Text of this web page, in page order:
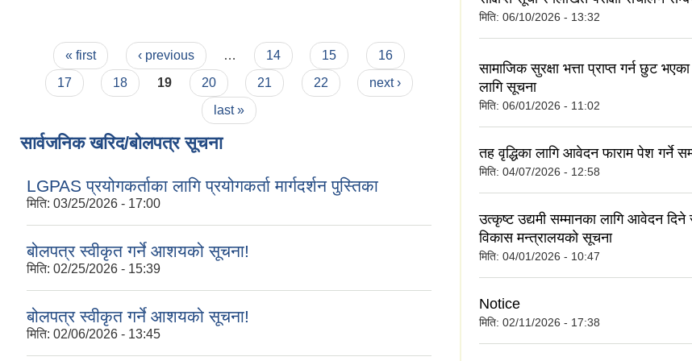
Pages
« first ‹ previous … 14 15
16
17
18 19 20 21 22
next ›
last »
सार्वजनिक खरिद/बोलपत्र सूचना
LGPAS प्रयोगकर्ताका लागि प्रयोगकर्ता मार्गदर्शन पुस्तिका
मिति: 03/25/2026 - 17:00
बोलपत्र स्वीकृत गर्ने आशयको सूचना!
मिति: 02/25/2026 - 15:39
बोलपत्र स्वीकृत गर्ने आशयको सूचना!
मिति: 02/06/2026 - 13:45
मिति: 06/10/2026 - 13:32
सामाजिक सुरक्षा भत्ता प्राप्त गर्न छुट
लागि सूचना
मिति: 06/01/2026 - 11:02
तह वृद्धिका लागि आवेदन फाराम पेश गर्ने
मिति: 04/07/2026 - 12:58
उत्कृष्ट उद्यमी सम्मानका लागि आवेदन दिने
विकास मन्त्रालयको सूचना
मिति: 04/01/2026 - 10:47
Notice
मिति: 02/11/2026 - 17:38